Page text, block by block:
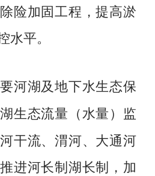
险加固工程，提高淤
平。
湖及地下水生态保
生态流量（水量）监
干流、渭河、大通河
进河长制湖长制，加